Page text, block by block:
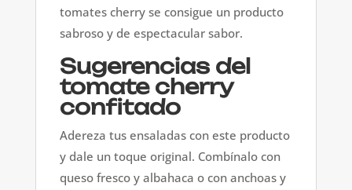
tomates cherry se consigue un producto
sabroso y de espectacular sabor.
Sugerencias del
tomate cherry
confitado
Adereza tus ensaladas con este producto
y dale un toque original. Combínalo con
queso fresco y albahaca o con anchoas y